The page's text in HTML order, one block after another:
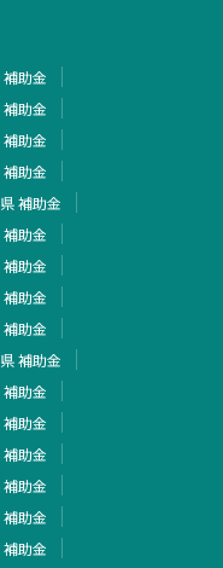
助金
助金
助金
助金
補助金
助金
助金
助金
助金
補助金
助金
助金
助金
助金
助金
助金